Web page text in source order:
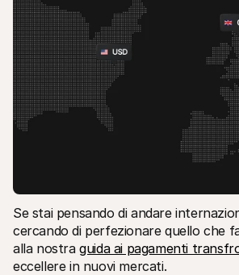
Se stai pensando di andare
cercando di perfezionare quello che
alla nostra guida ai pagamenti
eccellere in nuovi mercati.